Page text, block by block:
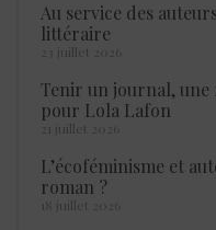
Au service des
littéraire
23 juillet 2026
Tenir un journal, une
pour Lola Lafon
21 juillet 2026
L’écoféminisme et
roman ?
18 juillet 2026